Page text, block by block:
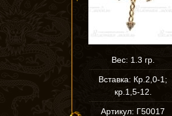
Вес: 1.3 гр.
Вставка: Кр.2,0-1;
кр.1,5-12.
Артикул: Г50017